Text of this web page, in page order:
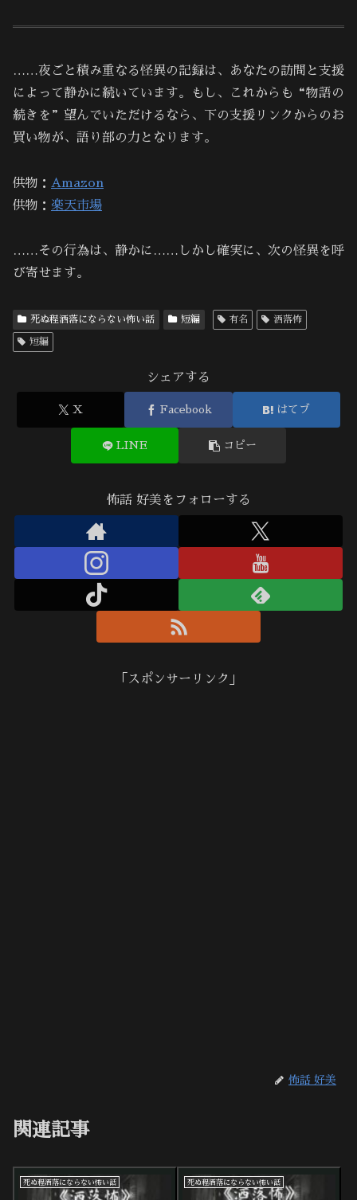
……夜ごと積み重なる怪異の記録は、あなたの訪問と支援
によって静かに続いています。もし、これからも“物語の
続きを”望んでいただけるなら、下の支援リンクからのお
買い物が、語り部の力となります。
供物： Amazon
供物： 楽天市場
……その行為は、静かに……しかし確実に、次の怪異を呼
び寄せます。
死ぬ程洒落にならない怖い話 短編 有名 洒落怖
短編
シェアする
X Facebook はてブ
LINE コピー
怖話 好美をフォローする
「スポンサーリンク」
怖話 好美
関連記事
死ぬ程洒落にならない怖い話 死ぬ程洒落にならない怖い話